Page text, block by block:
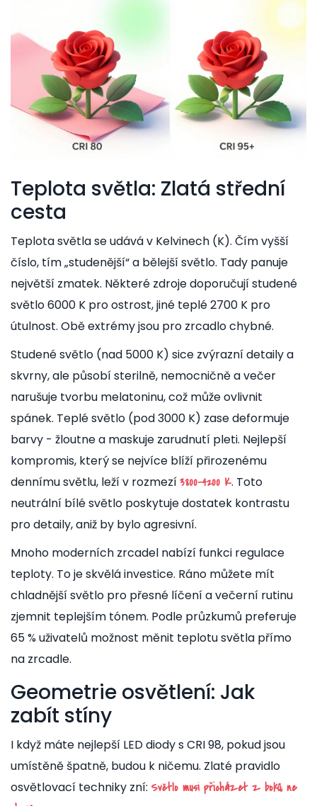
Teplota světla: Zlatá střední
cesta
Teplota světla se udává v Kelvinech (K). Čím vyšší
číslo, tím „studenější“ a bělejší světlo. Tady panuje
největší zmatek. Některé zdroje doporučují studené
světlo 6000 K pro ostrost, jiné teplé 2700 K pro
útulnost. Obě extrémy jsou pro zrcadlo chybné.
Studené světlo (nad 5000 K) sice zvýrazní detaily a
skvrny, ale působí sterilně, nemocničně a večer
narušuje tvorbu melatoninu, což může ovlivnit
spánek. Teplé světlo (pod 3000 K) zase deformuje
barvy - žloutne a maskuje zarudnutí pleti. Nejlepší
kompromis, který se nejvíce blíží přirozenému
dennímu světlu, leží v rozmezí3800-4200 K. Toto
neutrální bílé světlo poskytuje dostatek kontrastu
pro detaily, aniž by bylo agresivní.
Mnoho moderních zrcadel nabízí funkci regulace
teploty. To je skvělá investice. Ráno můžete mít
chladnější světlo pro přesné líčení a večerní rutinu
zjemnit teplejším tónem. Podle průzkumů preferuje
65 % uživatelů možnost měnit teplotu světla přímo
na zrcadle.
Geometrie osvětlení: Jak
zabít stíny
I když máte nejlepší LED diody s CRI 98, pokud jsou
umístěně špatně, budou k ničemu. Zlaté pravidlo
osvětlovací techniky zní: Světlo musí přicházet z boků, ne